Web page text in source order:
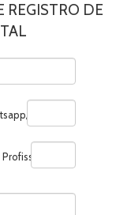
REGISTRO DE
Telefone:
Profissão: